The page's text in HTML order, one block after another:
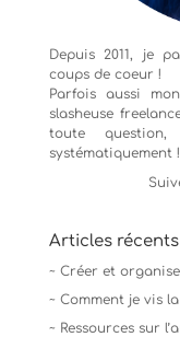
Depuis 2011, je
coups de coeur !
Parfois aussi
slasheuse
toute
systématiquement !
Articles récents
~ Créer et
~ Comment je vis
~ Ressources sur